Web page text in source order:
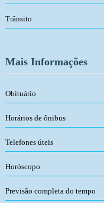
Trânsito
Mais Informações
Obituário
Horários de ônibus
Telefones úteis
Horóscopo
Previsão completa do tempo